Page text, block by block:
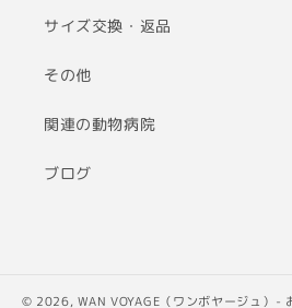
サイズ交換・返品
その他
関連の動物病院
ブログ
© 2026,WAN VOYAGE（ワンボヤージュ）-